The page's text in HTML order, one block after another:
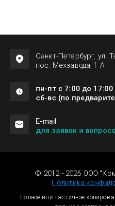
Санкт-Петербург, ул.
пос. Мехзавода, 1 А
пн-пт с 7:00 до 17:00
сб-вс (по
Е-mail
для заявок и
© 2012 - 2026 ООО
Политика
Полное или частичное